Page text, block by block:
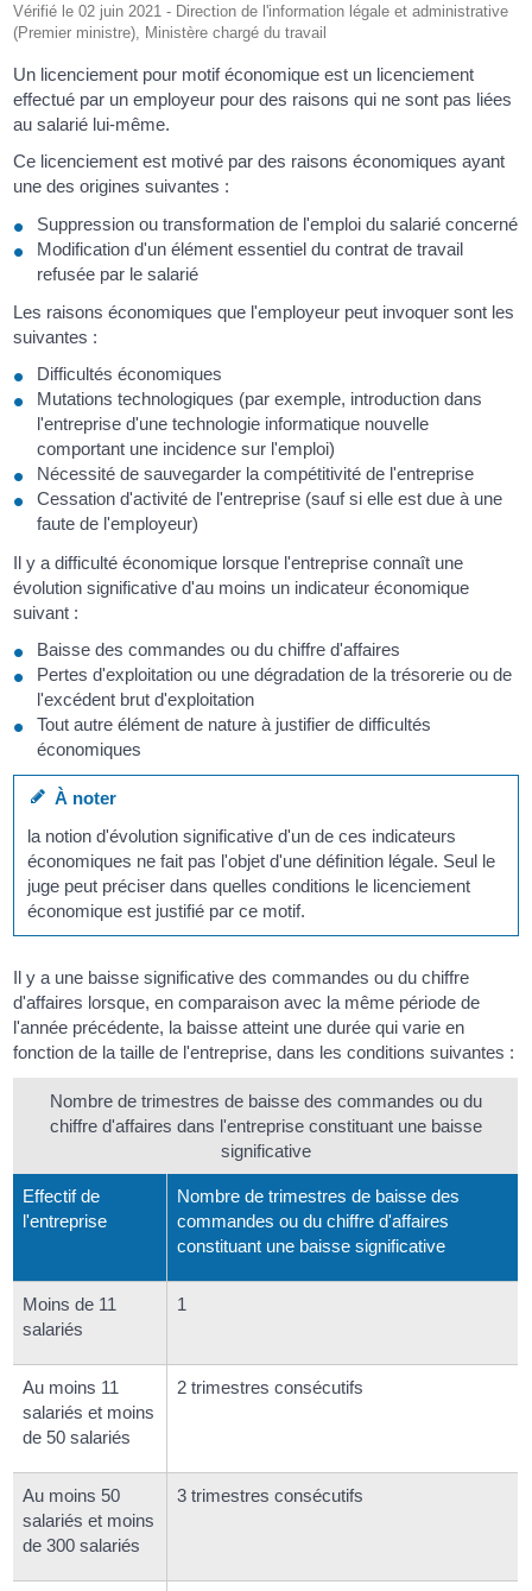
Vérifié le 02 juin 2021 - Direction de l'information légale et administrative
(Premier ministre), Ministère chargé du travail
Un licenciement pour motif économique est un licenciement
effectué par un employeur pour des raisons qui ne sont pas liées
au salarié lui-même.
Ce licenciement est motivé par des raisons économiques ayant
une des origines suivantes :
Suppression ou transformation de l'emploi du salarié concerné
Modification d'un élément essentiel du contrat de travail
refusée par le salarié
Les raisons économiques que l'employeur peut invoquer sont les
suivantes :
Difficultés économiques
Mutations technologiques (par exemple, introduction dans
l'entreprise d'une technologie informatique nouvelle
comportant une incidence sur l'emploi)
Nécessité de sauvegarder la compétitivité de l'entreprise
Cessation d'activité de l'entreprise (sauf si elle est due à une
faute de l'employeur)
Il y a difficulté économique lorsque l'entreprise connaît une
évolution significative d'au moins un indicateur économique
suivant :
Baisse des commandes ou du chiffre d'affaires
Pertes d'exploitation ou une dégradation de la trésorerie ou de
l'excédent brut d'exploitation
Tout autre élément de nature à justifier de difficultés
économiques
À noter
la notion d'évolution significative d'un de ces indicateurs
économiques ne fait pas l'objet d'une définition légale. Seul le
juge peut préciser dans quelles conditions le licenciement
économique est justifié par ce motif.
Il y a une baisse significative des commandes ou du chiffre
d'affaires lorsque, en comparaison avec la même période de
l'année précédente, la baisse atteint une durée qui varie en
fonction de la taille de l'entreprise, dans les conditions suivantes :
Nombre de trimestres de baisse des commandes ou du
chiffre d'affaires dans l'entreprise constituant une baisse
significative
Effectif de
l'entreprise
Nombre de trimestres de baisse des
commandes ou du chiffre d'affaires
constituant une baisse significative
Moins de 11
salariés
1
Au moins 11
salariés et moins
de 50 salariés
2 trimestres consécutifs
Au moins 50
salariés et moins
de 300 salariés
3 trimestres consécutifs